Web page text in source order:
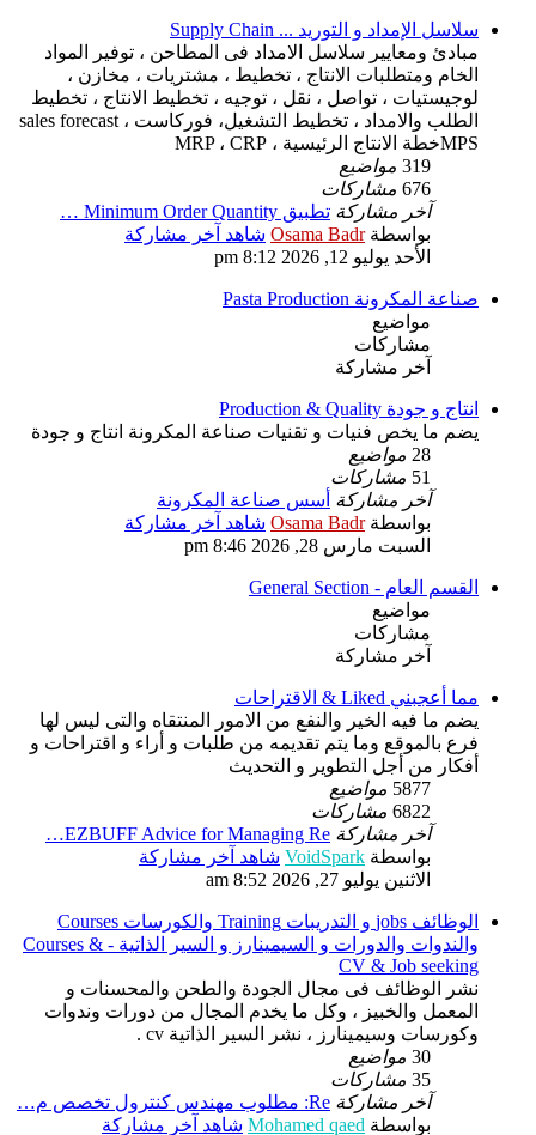
سلاسل الإمداد و التوريد ... Supply Chain
مبادئ ومعايير سلاسل الامداد فى المطاحن ، توفير المواد
الخام ومتطلبات الانتاج ، تخطيط ، مشتريات ، مخازن ،
لوجيستيات ، تواصل ، نقل ، توجيه ، تخطيط الانتاج ، تخطيط
الطلب والامداد ، تخطيط التشغيل، فوركاست sales forecast ،
MPSخطة الانتاج الرئيسية ، MRP ، CRP
319 مواضيع
676 مشاركات
آخر مشاركة تطبيق Minimum Order Quantity …
بواسطةOsama Badr شاهد آخر مشاركة
الأحد يوليو 12, 2026 8:12 pm
صناعة المكرونة Pasta Production
مواضيع
مشاركات
آخر مشاركة
انتاج و جودة Production & Quality
يضم ما يخص فنيات و تقنيات صناعة المكرونة انتاج و جودة
28 مواضيع
51 مشاركات
آخر مشاركة أسس صناعة المكرونة
بواسطةOsama Badr شاهد آخر مشاركة
السبت مارس 28, 2026 8:46 pm
القسم العام - General Section
مواضيع
مشاركات
آخر مشاركة
مما أعجبني Liked & الاقتراحات
يضم ما فيه الخير والنفع من الامور المنتقاه والتى ليس لها
فرع بالموقع وما يتم تقديمه من طلبات و أراء و اقتراحات و
أفكار من أجل التطوير و التحديث
5877 مواضيع
6822 مشاركات
آخر مشاركة EZBUFF Advice for Managing Re…
بواسطة VoidSpark شاهد آخر مشاركة
الاثنين يوليو 27, 2026 8:52 am
الوظائف jobs و التدريبات Training والكورسات Courses
والندوات والدورات و السيمينارز و السير الذاتية - Courses &
CV & Job seeking
نشر الوظائف فى مجال الجودة والطحن والمحسنات و
المعمل والخبيز ، وكل ما يخدم المجال من دورات وندوات
وكورسات وسيمينارز ، نشر السير الذاتية cv .
30 مواضيع
35 مشاركات
آخر مشاركة Re: مطلوب مهندس كنترول تخصص م…
بواسطة Mohamed qaed شاهد آخر مشاركة